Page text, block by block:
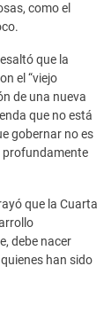
como el
que la
el “viejo
de una nueva
que no está
gobernar no es
profundamente
que la Cuarta
debe nacer
han sido